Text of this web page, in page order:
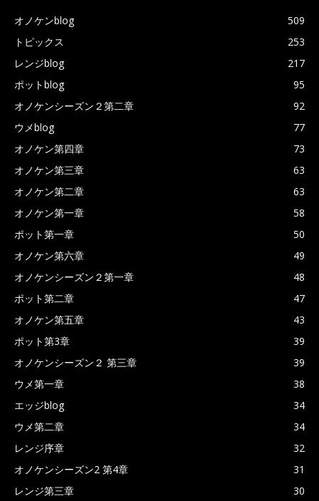
オノケンblog
509
トピックス
253
レンジblog
217
ポットblog
95
オノケンシーズン２第二章
92
ウメblog
77
オノケン第四章
73
オノケン第三章
63
オノケン第二章
63
オノケン第一章
58
ポット第一章
50
オノケン第六章
49
オノケンシーズン２第一章
48
ポット第二章
47
オノケン第五章
43
ポット第3章
39
オノケンシーズン２ 第三章
39
ウメ第一章
38
エッジblog
34
ウメ第二章
34
レンジ序章
32
オノケンシーズン2 第4章
31
レンジ第三章
30